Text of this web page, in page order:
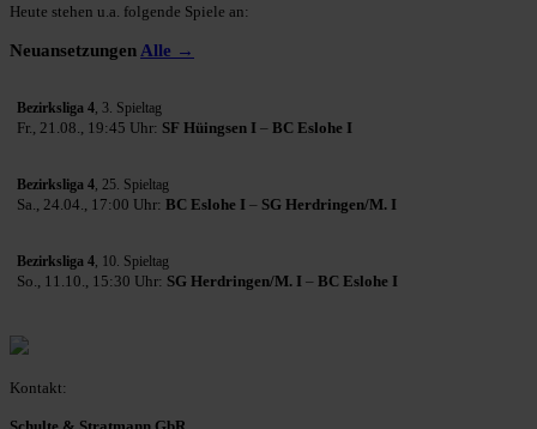
Heute stehen u.a. folgende Spiele an:
Neuansetzungen Alle →
Bezirksliga 4, 3. Spieltag
Fr., 21.08., 19:45 Uhr: SF Hüingsen I – BC Eslohe I
Bezirksliga 4, 25. Spieltag
Sa., 24.04., 17:00 Uhr: BC Eslohe I – SG Herdringen/M. I
Bezirksliga 4, 10. Spieltag
So., 11.10., 15:30 Uhr: SG Herdringen/M. I – BC Eslohe I
Kontakt: